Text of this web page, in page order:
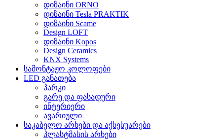
დიზაინი ORNO
დიზაინი Tesla PRAKTIK
დიზაინი Scame
Design LOFT
დიზაინი Kopos
Design Ceramics
KNX Systems
სამონტაჟო კოლოფები
LED განათება
პარკი
გარე და ფასადური
ინტერიერი
ავარიული
საკაბელო არხები და აქსესუარები
პლასტმასის არხები